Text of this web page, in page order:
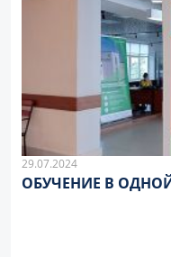
29.07.2024
ОБУЧЕНИЕ В